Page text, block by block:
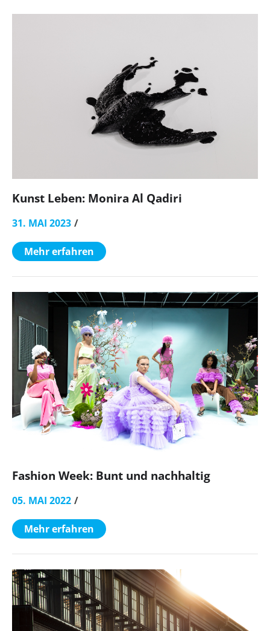
Kunst Leben: Monira Al Qadiri
31. MAI 2023
Mehr erfahren
Fashion Week: Bunt und nachhaltig
05. MAI 2022
Mehr erfahren